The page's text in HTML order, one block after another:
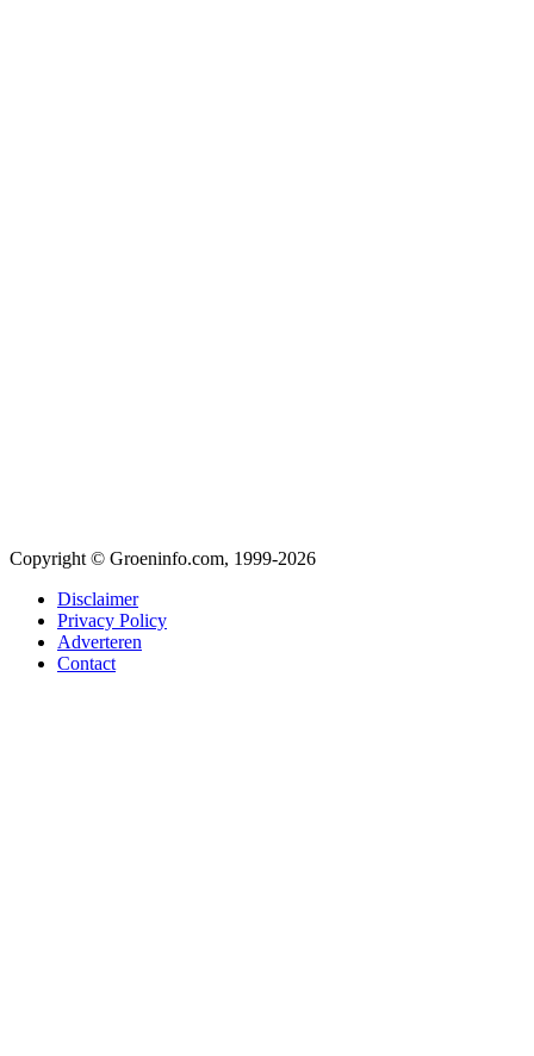
Copyright © Groeninfo.com, 1999-2026
Disclaimer
Privacy Policy
Adverteren
Contact